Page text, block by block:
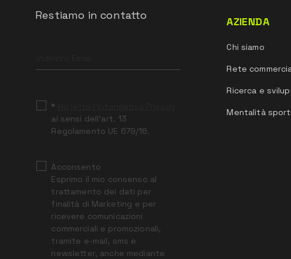
Restiamo in contatto
field
*
ai sensi dell’art. 13
Regolamento UE 679/16.
Acconsento
Esprimo il mio consenso al
trattamento dei dati per
finalità di Marketing e per
ricevere comunicazioni
commerciali e promozionali,
tramite e-mail, sms e
newsletter, anche mediante
AZIENDA
Chi siamo
Rete
Ricerca e
Mentalità